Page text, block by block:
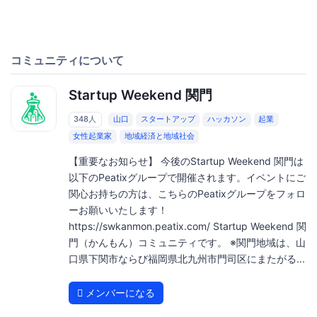
コミュニティについて
Startup Weekend 関門
348人 山口 スタートアップ ハッカソン
起業
女性起業家
地域経済と地域社会
【重要なお知らせ】 今後のStartup Weekend 関門は
以下のPeatixグループで開催されます。イベントにご
関心お持ちの方は、こちらのPeatixグループをフォロ
ーお願いいたします！
https://swkanmon.peatix.com/ Startup Weekend 関
門（かんもん）コミュニティです。 ※関門地域は、山
口県下関市ならび福岡県北九州市門司区にまたがる...
メンバーになる